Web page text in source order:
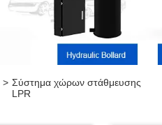
> Σύστημα χώρων στάθμευσης
LPR